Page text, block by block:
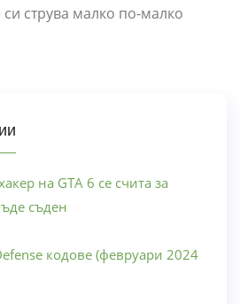
струва малко по-малко
на GTA 6 се счита за
съден
кодове (февруари 2024